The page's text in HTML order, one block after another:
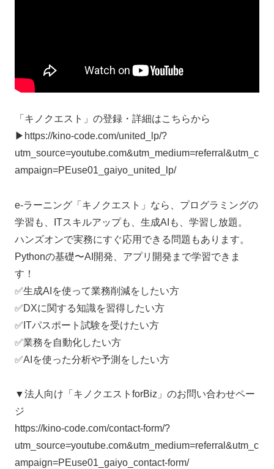
「キノクエスト」の登録・詳細はこちらから
▶︎https://kino-code.com/united_lp/?
utm_source=youtube.com&utm_medium=referral&utm_c
ampaign=PEuse01_gaiyo_united_lp/
e-ラーニング「キノクエスト」なら、プログラミングの
学習も、ITスキルアップも、生成AIも、学習し放題。
ハンズオンで実務にすぐ応用できる問題もあります。
Pythonの基礎〜AI開発、アプリ開発まで学習できま
す！
✅生成AIを使って業務削減をしたい方
✅DXに関する知識を習得したい方
✅ITパスポート試験を受けたい方
✅業務を自動化したい方
✅AIを使った分析や予測をしたい方
▼法人向け「キノクエストforBiz」のお問い合わせペー
ジ
https://kino-code.com/contact-form/?
utm_source=youtube.com&utm_medium=referral&utm_c
ampaign=PEuse01_gaiyo_contact-form/